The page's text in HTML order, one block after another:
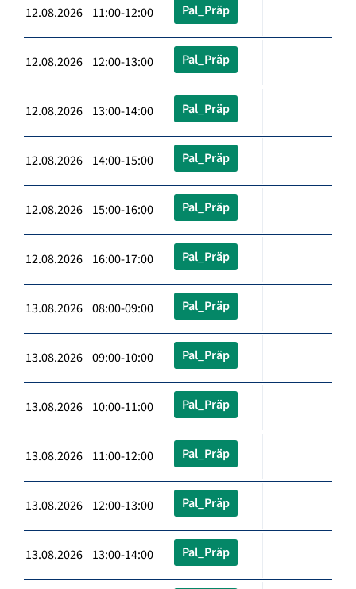
12.08.2026 11:00-12:00 Pal_Präp
12.08.2026 12:00-13:00 Pal_Präp
12.08.2026 13:00-14:00 Pal_Präp
12.08.2026 14:00-15:00 Pal_Präp
12.08.2026 15:00-16:00 Pal_Präp
12.08.2026 16:00-17:00 Pal_Präp
13.08.2026 08:00-09:00 Pal_Präp
13.08.2026 09:00-10:00 Pal_Präp
13.08.2026 10:00-11:00 Pal_Präp
13.08.2026 11:00-12:00 Pal_Präp
13.08.2026 12:00-13:00 Pal_Präp
13.08.2026 13:00-14:00 Pal_Präp